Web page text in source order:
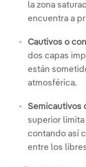
la zona
encuentra a
Cautivos o
dos capas
están
atmosférica.
Semicautivos
superior
contando así
entre los